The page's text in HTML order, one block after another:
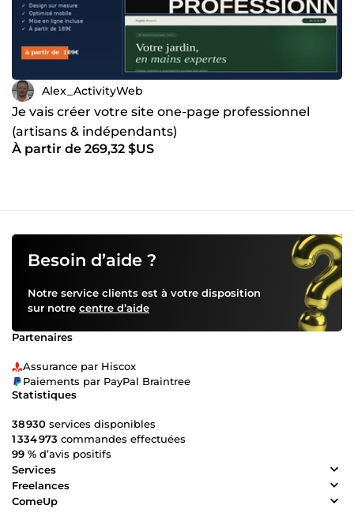
Alex_ActivityWeb
Je vais créer votre site one-page professionnel
(artisans & indépendants)
À partir de 269,32 $US
Besoin d’aide ?
Notre service clients est à votre disposition
sur notre centre d’aide
Partenaires
Assurance par Hiscox
Paiements par PayPal Braintree
Statistiques
38 930 services disponibles
1 334 973 commandes effectuées
99 % d’avis positifs
Services
Freelances
ComeUp